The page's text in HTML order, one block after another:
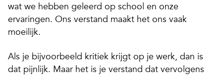
wat we hebben geleerd op school en onze
ervaringen. Ons verstand maakt het ons vaak
moeilijk.
Als je bijvoorbeeld kritiek krijgt op je werk, dan is
dat pijnlijk. Maar het is je verstand dat vervolgens